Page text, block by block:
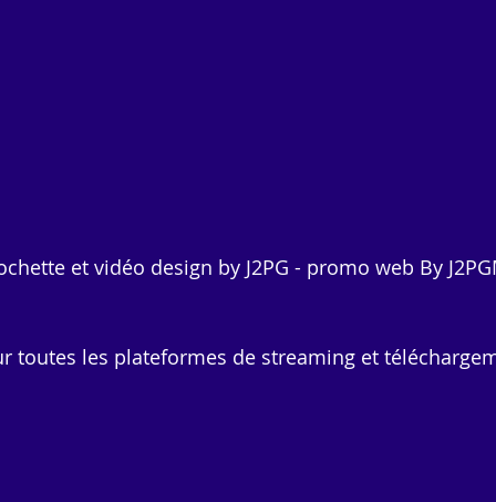
et vidéo design by J2PG - promo web By
toutes les plateformes de streaming et